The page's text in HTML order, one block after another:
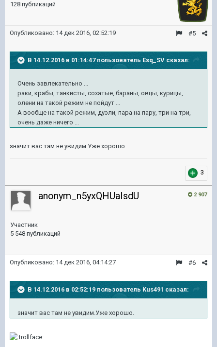
128 публикаций
#5
Опубликовано: 14 дек 2016, 02:52:19
В 14.12.2016 в 01:14:47 пользователь Esq_SV сказал:
Очень завлекательно ...
раки, крабы, танкисты, сохатые, бараны, овцы, курицы,
олени на такой режим не пойдут ...
А вообще на такой режим, дуэли, пара на пару, три на три,
очень даже ничего ...
значит вас там не увидим.Уже хорошо.
3
2 907
anonym_n5yxQHUaIsdU
Участник
5 548 публикаций
#6
Опубликовано: 14 дек 2016, 04:14:27
В 14.12.2016 в 02:52:19 пользователь Kus491 сказал:
значит вас там не увидим.Уже хорошо.